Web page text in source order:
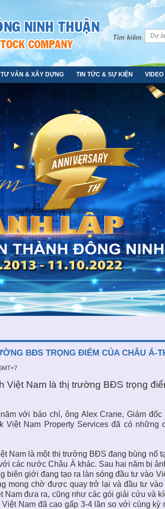
Tìm kiếm
TƯ VẤN & XÂY DỰNG TIN TỨC & SỰ KIỆN VIDEO
BĐS TRỌNG ĐIỂM CỦA CHÂU Á-
Việt Nam là thị trường BĐS trọng
với báo chí, ông Alex Crane, Giám
Việt Nam Property Services đã có
Nam là một thị trường BĐS đang bùng nổ
các nước Châu Á khác. Sau hai năm bị
biên giới đang tạo ra làn sóng đầu tư vào
mong chờ được quay trở lại và đầu tư vào
Nam đưa ra, cũng như các gói giải cứu và
Nam đã cao gấp 3-4 lần so với cùng